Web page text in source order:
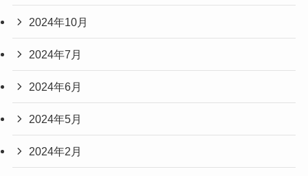
2024年10月
2024年7月
2024年6月
2024年5月
2024年2月